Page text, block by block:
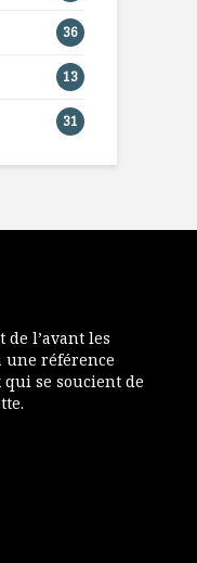
36
13
31
de l’avant les
une référence
se soucient de